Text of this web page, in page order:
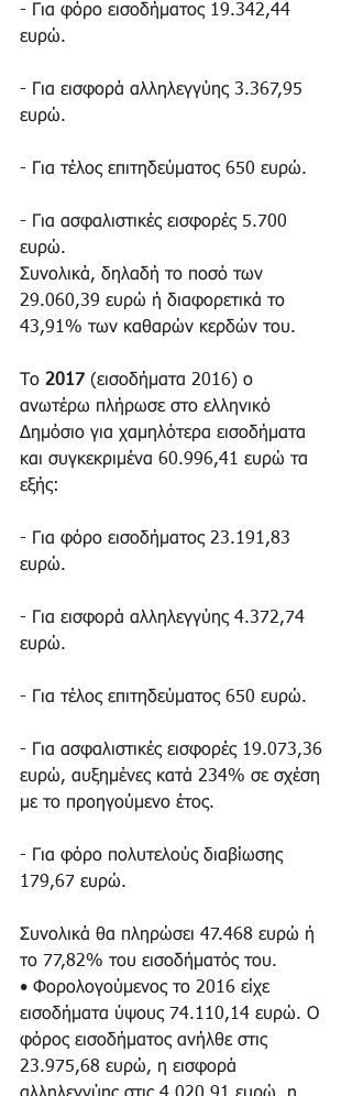
- Για φόρο εισοδήματος 19.342,44
ευρώ.
- Για εισφορά αλληλεγγύης 3.367,95
ευρώ.
- Για τέλος επιτηδεύματος 650 ευρώ.
- Για ασφαλιστικές εισφορές 5.700
ευρώ.
Συνολικά, δηλαδή το ποσό των
29.060,39 ευρώ ή διαφορετικά το
43,91% των καθαρών κερδών του.
Το 2017 (εισοδήματα 2016) ο
ανωτέρω πλήρωσε στο ελληνικό
Δημόσιο για χαμηλότερα εισοδήματα
και συγκεκριμένα 60.996,41 ευρώ τα
εξής:
- Για φόρο εισοδήματος 23.191,83
ευρώ.
- Για εισφορά αλληλεγγύης 4.372,74
ευρώ.
- Για τέλος επιτηδεύματος 650 ευρώ.
- Για ασφαλιστικές εισφορές 19.073,36
ευρώ, αυξημένες κατά 234% σε σχέση
με το προηγούμενο έτος.
- Για φόρο πολυτελούς διαβίωσης
179,67 ευρώ.
Συνολικά θα πληρώσει 47.468 ευρώ ή
το 77,82% του εισοδήματός του.
• Φορολογούμενος το 2016 είχε
εισοδήματα ύψους 74.110,14 ευρώ. Ο
φόρος εισοδήματος ανήλθε στις
23.975,68 ευρώ, η εισφορά